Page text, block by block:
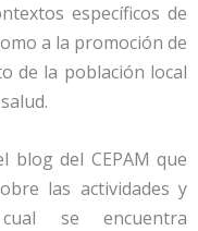
específicos de
a la promoción de
de la población local
blog del CEPAM que
las actividades y
se encuentra